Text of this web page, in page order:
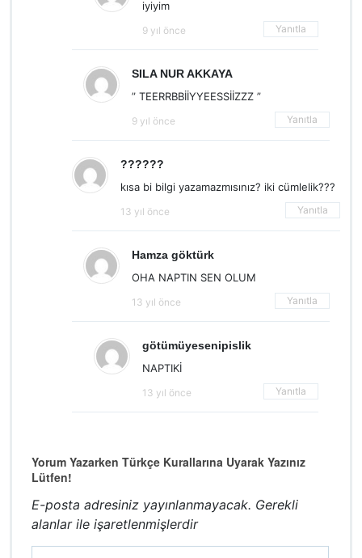
iyiyim
9 yıl önce Yanıtla
SILA NUR AKKAYA
” TEERRBBİİYYEESSİİZZZ ”
9 yıl önce Yanıtla
??????
kısa bi bilgi yazamazmısınız? iki cümlelik???
13 yıl önce Yanıtla
Hamza göktürk
OHA NAPTIN SEN OLUM
13 yıl önce Yanıtla
götümüyesenipislik
NAPTIKİ
13 yıl önce Yanıtla
Yorum Yazarken Türkçe Kurallarına Uyarak Yazınız
Lütfen!
E-posta adresiniz yayınlanmayacak. Gerekli
alanlar ile işaretlenmişlerdir